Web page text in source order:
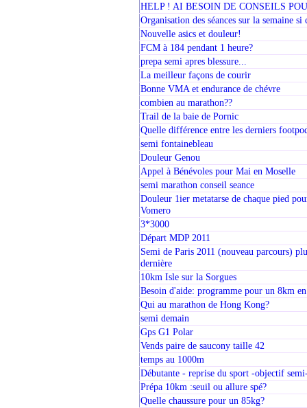
HELP ! AI BESOIN DE CONSEILS
Organisation des séances sur la semaine
Nouvelle asics et douleur!
FCM à 184 pendant 1 heure?
prepa semi apres blessure...
La meilleur façons de courir
Bonne VMA et endurance de chévre
combien au marathon??
Trail de la baie de Pornic
Quelle différence entre les derniers
semi fontainebleau
Douleur Genou
Appel à Bénévoles pour Mai en Moselle
semi marathon conseil seance
Douleur 1ier metatarse de chaque pied
Vomero
3*3000
Départ MDP 2011
Semi de Paris 2011 (nouveau parcours)
dernière
10km Isle sur la Sorgues
Besoin d'aide: programme pour un 8km en
Qui au marathon de Hong Kong?
semi demain
Gps G1 Polar
Vends paire de saucony taille 42
temps au 1000m
Débutante - reprise du sport -objectif
Prépa 10km :seuil ou allure spé?
Quelle chaussure pour un 85kg?